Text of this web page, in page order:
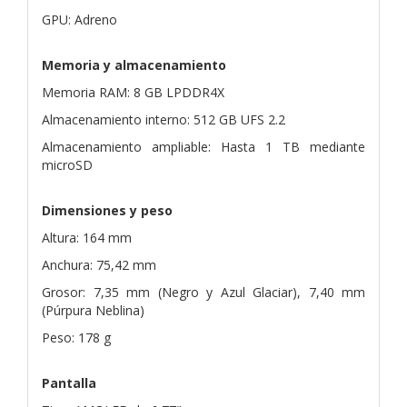
GPU: Adreno
Memoria y almacenamiento
Memoria RAM: 8 GB LPDDR4X
Almacenamiento interno: 512 GB UFS 2.2
Almacenamiento ampliable: Hasta 1 TB mediante
microSD
Dimensiones y peso
Altura: 164 mm
Anchura: 75,42 mm
Grosor: 7,35 mm (Negro y Azul Glaciar), 7,40 mm
(Púrpura Neblina)
Peso: 178 g
Pantalla